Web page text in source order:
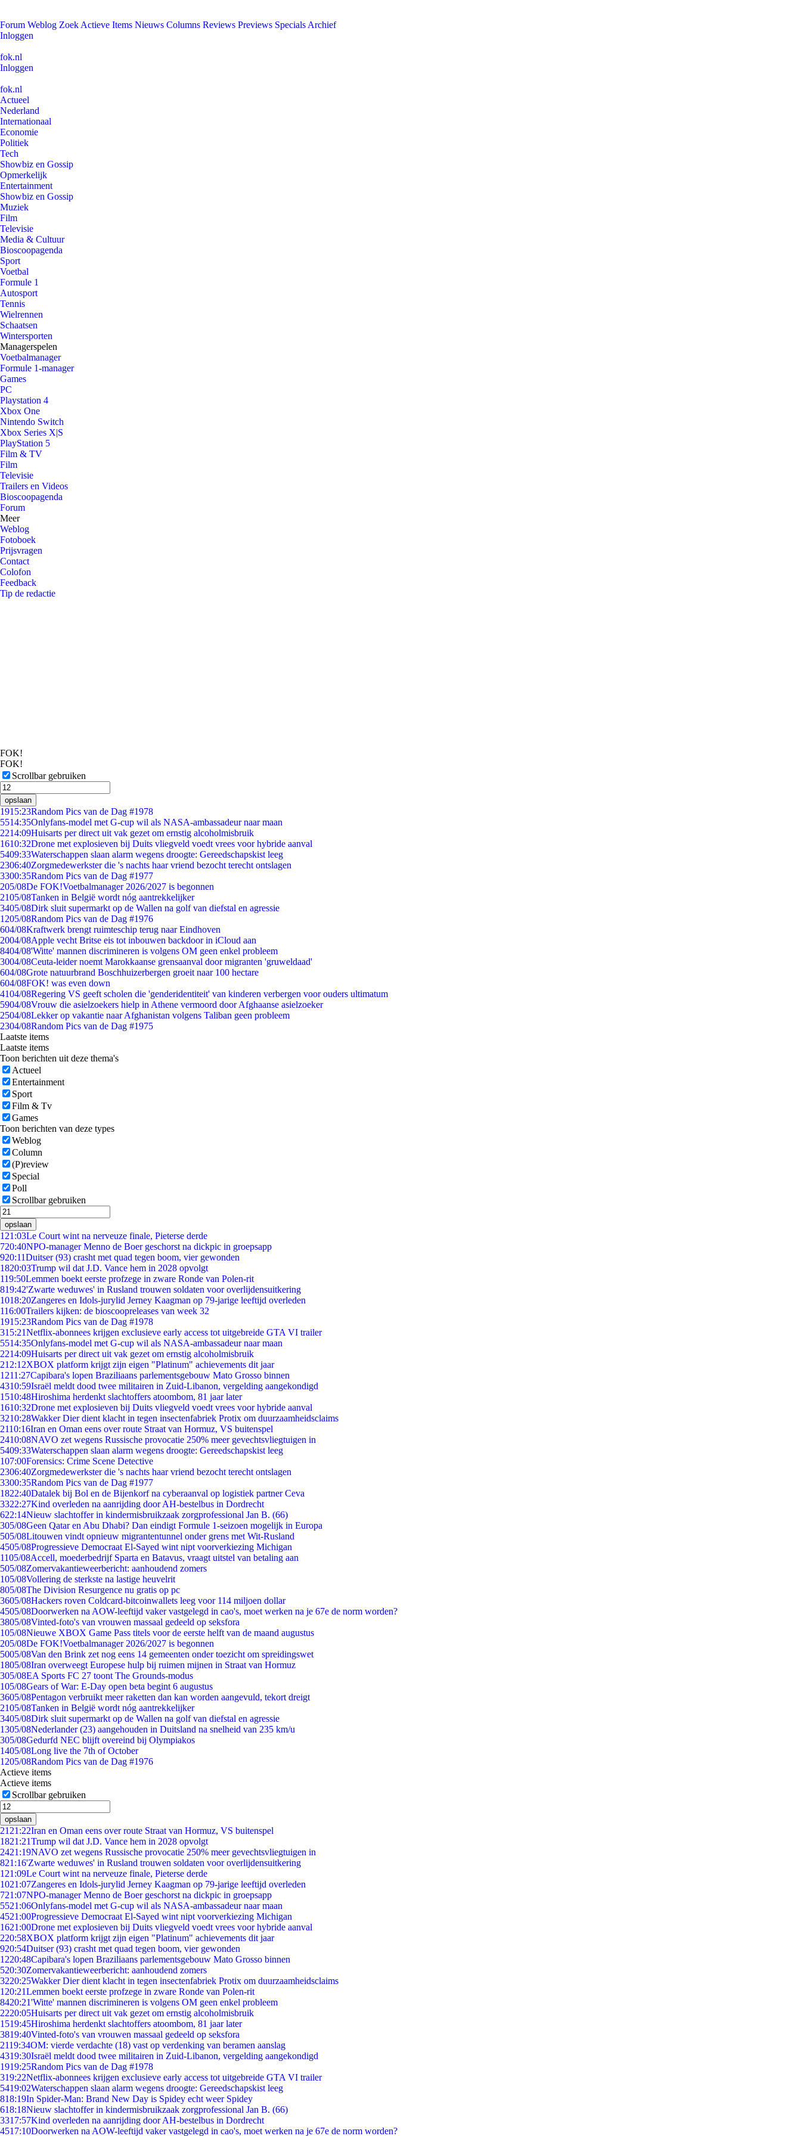
Forum Weblog Zoek Actieve Items Nieuws Columns Reviews Previews Specials Archief
Inloggen
fok.nl
Inloggen
fok.nl
Actueel
Nederland
Internationaal
Economie
Politiek
Tech
Showbiz en Gossip
Opmerkelijk
Entertainment
Showbiz en Gossip
Muziek
Film
Televisie
Media & Cultuur
Bioscoopagenda
Sport
Voetbal
Formule 1
Autosport
Tennis
Wielrennen
Schaatsen
Wintersporten
Managerspelen
Voetbalmanager
Formule 1-manager
Games
PC
Playstation 4
Xbox One
Nintendo Switch
Xbox Series X|S
PlayStation 5
Film & TV
Film
Televisie
Trailers en Videos
Bioscoopagenda
Forum
Meer
Weblog
Fotoboek
Prijsvragen
Contact
Colofon
Feedback
Tip de redactie
FOK!
FOK!
Scrollbar gebruiken
opslaan
1915:23Random Pics van de Dag #1978
5514:35Onlyfans-model met G-cup wil als NASA-ambassadeur naar maan
2214:09Huisarts per direct uit vak gezet om ernstig alcoholmisbruik
1610:32Drone met explosieven bij Duits vliegveld voedt vrees voor hybride aanval
5409:33Waterschappen slaan alarm wegens droogte: Gereedschapskist leeg
2306:40Zorgmedewerkster die 's nachts haar vriend bezocht terecht ontslagen
3300:35Random Pics van de Dag #1977
205/08De FOK!Voetbalmanager 2026/2027 is begonnen
2105/08Tanken in België wordt nóg aantrekkelijker
3405/08Dirk sluit supermarkt op de Wallen na golf van diefstal en agressie
1205/08Random Pics van de Dag #1976
604/08Kraftwerk brengt ruimteschip terug naar Eindhoven
2004/08Apple vecht Britse eis tot inbouwen backdoor in iCloud aan
8404/08'Witte' mannen discrimineren is volgens OM geen enkel probleem
3004/08Ceuta-leider noemt Marokkaanse grensaanval door migranten 'gruweldaad'
604/08Grote natuurbrand Boschhuizerbergen groeit naar 100 hectare
604/08FOK! was even down
4104/08Regering VS geeft scholen die 'genderidentiteit' van kinderen verbergen voor ouders ultimatum
5904/08Vrouw die asielzoekers hielp in Athene vermoord door Afghaanse asielzoeker
2504/08Lekker op vakantie naar Afghanistan volgens Taliban geen probleem
2304/08Random Pics van de Dag #1975
Laatste items
Laatste items
Toon berichten uit deze thema's
Actueel
Entertainment
Sport
Film & Tv
Games
Toon berichten van deze types
Weblog
Column
(P)review
Special
Poll
Scrollbar gebruiken
opslaan
1 21:03Le Court wint na nerveuze finale, Pieterse derde
720:40NPO-manager Menno de Boer geschorst na dickpic in groepsapp
920:11Duitser (93) crasht met quad tegen boom, vier gewonden
1820:03Trump wil dat J.D. Vance hem in 2028 opvolgt
119:50Lemmen boekt eerste profzege in zware Ronde van Polen-rit
819:42'Zwarte weduwes' in Rusland trouwen soldaten voor overlijdensuitkering
1018:20Zangeres en Idols-jurylid Jerney Kaagman op 79-jarige leeftijd overleden
116:00Trailers kijken: de bioscoopreleases van week 32
1915:23Random Pics van de Dag #1978
315:21Netflix-abonnees krijgen exclusieve early access tot uitgebreide GTA VI trailer
5514:35Onlyfans-model met G-cup wil als NASA-ambassadeur naar maan
2214:09Huisarts per direct uit vak gezet om ernstig alcoholmisbruik
212:12XBOX platform krijgt zijn eigen "Platinum" achievements dit jaar
1211:27Capibara's lopen Braziliaans parlementsgebouw Mato Grosso binnen
4310:59Israël meldt dood twee militairen in Zuid-Libanon, vergelding aangekondigd
1510:48Hiroshima herdenkt slachtoffers atoombom, 81 jaar later
1610:32Drone met explosieven bij Duits vliegveld voedt vrees voor hybride aanval
3210:28Wakker Dier dient klacht in tegen insectenfabriek Protix om duurzaamheidsclaims
2110:16Iran en Oman eens over route Straat van Hormuz, VS buitenspel
2410:08NAVO zet wegens Russische provocatie 250% meer gevechtsvliegtuigen in
5409:33Waterschappen slaan alarm wegens droogte: Gereedschapskist leeg
107:00Forensics: Crime Scene Detective
2306:40Zorgmedewerkster die 's nachts haar vriend bezocht terecht ontslagen
3300:35Random Pics van de Dag #1977
1822:40Datalek bij Bol en de Bijenkorf na cyberaanval op logistiek partner Ceva
3322:27Kind overleden na aanrijding door AH-bestelbus in Dordrecht
622:14Nieuw slachtoffer in kindermisbruikzaak zorgprofessional Jan B. (66)
305/08Geen Qatar en Abu Dhabi? Dan eindigt Formule 1-seizoen mogelijk in Europa
505/08Litouwen vindt opnieuw migrantentunnel onder grens met Wit-Rusland
4505/08Progressieve Democraat El-Sayed wint nipt voorverkiezing Michigan
1105/08Accell, moederbedrijf Sparta en Batavus, vraagt uitstel van betaling aan
505/08Zomervakantieweerbericht: aanhoudend zomers
105/08Vollering de sterkste na lastige heuvelrit
805/08The Division Resurgence nu gratis op pc
3605/08Hackers roven Coldcard-bitcoinwallets leeg voor 114 miljoen dollar
4505/08Doorwerken na AOW-leeftijd vaker vastgelegd in cao's, moet werken na je 67e de norm worden?
3805/08Vinted-foto's van vrouwen massaal gedeeld op seksfora
105/08Nieuwe XBOX Game Pass titels voor de eerste helft van de maand augustus
205/08De FOK!Voetbalmanager 2026/2027 is begonnen
5005/08Van den Brink zet nog eens 14 gemeenten onder toezicht om spreidingswet
1805/08Iran overweegt Europese hulp bij ruimen mijnen in Straat van Hormuz
305/08EA Sports FC 27 toont The Grounds-modus
105/08Gears of War: E-Day open beta begint 6 augustus
3605/08Pentagon verbruikt meer raketten dan kan worden aangevuld, tekort dreigt
2105/08Tanken in België wordt nóg aantrekkelijker
3405/08Dirk sluit supermarkt op de Wallen na golf van diefstal en agressie
1305/08Nederlander (23) aangehouden in Duitsland na snelheid van 235 km/u
305/08Gedurfd NEC blijft overeind bij Olympiakos
1405/08Long live the 7th of October
1205/08Random Pics van de Dag #1976
Actieve items
Actieve items
Scrollbar gebruiken
opslaan
21 21:22Iran en Oman eens over route Straat van Hormuz, VS buitenspel
1821:21Trump wil dat J.D. Vance hem in 2028 opvolgt
2421:19NAVO zet wegens Russische provocatie 250% meer gevechtsvliegtuigen in
821:16'Zwarte weduwes' in Rusland trouwen soldaten voor overlijdensuitkering
1 21:09Le Court wint na nerveuze finale, Pieterse derde
1021:07Zangeres en Idols-jurylid Jerney Kaagman op 79-jarige leeftijd overleden
721:07NPO-manager Menno de Boer geschorst na dickpic in groepsapp
5521:06Onlyfans-model met G-cup wil als NASA-ambassadeur naar maan
4521:00Progressieve Democraat El-Sayed wint nipt voorverkiezing Michigan
1621:00Drone met explosieven bij Duits vliegveld voedt vrees voor hybride aanval
220:58XBOX platform krijgt zijn eigen "Platinum" achievements dit jaar
920:54Duitser (93) crasht met quad tegen boom, vier gewonden
1220:48Capibara's lopen Braziliaans parlementsgebouw Mato Grosso binnen
520:30Zomervakantieweerbericht: aanhoudend zomers
3220:25Wakker Dier dient klacht in tegen insectenfabriek Protix om duurzaamheidsclaims
1 20:21Lemmen boekt eerste profzege in zware Ronde van Polen-rit
8420:21'Witte' mannen discrimineren is volgens OM geen enkel probleem
2220:05Huisarts per direct uit vak gezet om ernstig alcoholmisbruik
1519:45Hiroshima herdenkt slachtoffers atoombom, 81 jaar later
3819:40Vinted-foto's van vrouwen massaal gedeeld op seksfora
2119:34OM: vierde verdachte (18) vast op verdenking van beramen aanslag
4319:30Israël meldt dood twee militairen in Zuid-Libanon, vergelding aangekondigd
1919:25Random Pics van de Dag #1978
319:22Netflix-abonnees krijgen exclusieve early access tot uitgebreide GTA VI trailer
5419:02Waterschappen slaan alarm wegens droogte: Gereedschapskist leeg
818:19In Spider-Man: Brand New Day is Spidey echt weer Spidey
618:18Nieuw slachtoffer in kindermisbruikzaak zorgprofessional Jan B. (66)
3317:57Kind overleden na aanrijding door AH-bestelbus in Dordrecht
4517:10Doorwerken na AOW-leeftijd vaker vastgelegd in cao's, moet werken na je 67e de norm worden?